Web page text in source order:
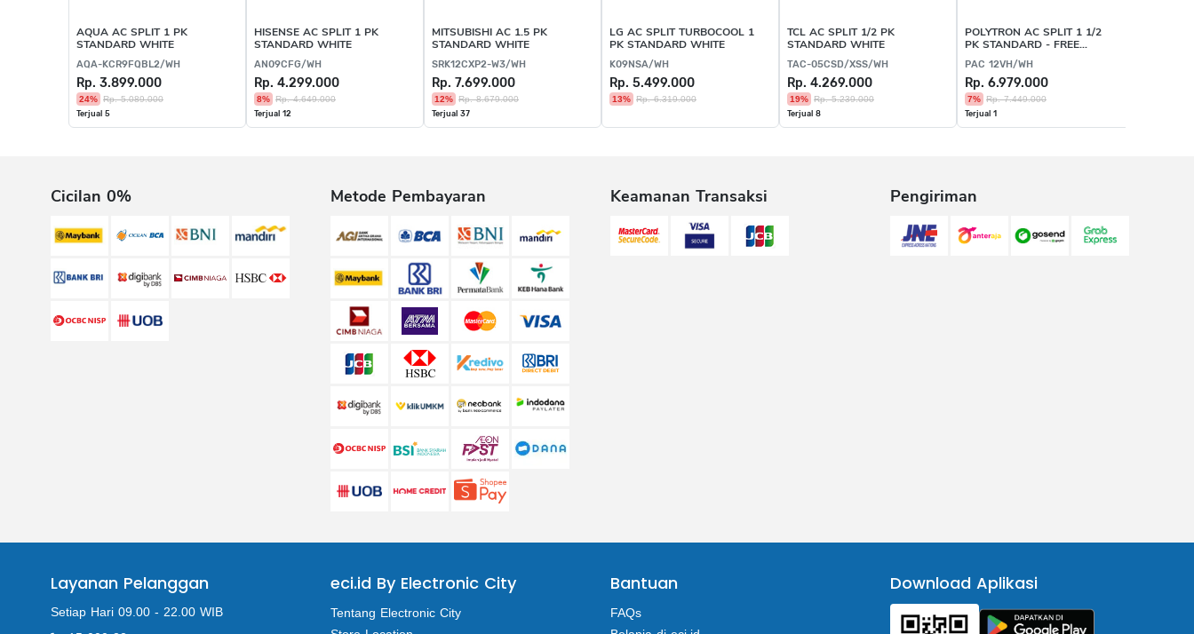
AQUA AC SPLIT 1 PK
STANDARD WHITE
AQA-KCR9FQBL2/WH
Rp. 3.899.000
24% Rp. 5.089.000
Terjual 5
HISENSE AC SPLIT 1 PK
STANDARD WHITE
AN09CFG/WH
Rp. 4.299.000
8% Rp. 4.649.000
Terjual 12
MITSUBISHI AC 1.5 PK
STANDARD WHITE
SRK12CXP2-W3/WH
Rp. 7.699.000
12% Rp. 8.679.000
Terjual 37
LG AC SPLIT TURBOCOOL 1
PK STANDARD WHITE
K09NSA/WH
Rp. 5.499.000
13% Rp. 6.319.000
TCL AC SPLIT 1/2 PK
STANDARD WHITE
TAC-05CSD/XSS/WH
Rp. 4.269.000
19% Rp. 5.239.000
Terjual 8
POLYTRON AC SPLIT 1 1/2
PK STANDARD - FREE
INSTALLATION, PIPA &
BRACKET
PAC 12VH/WH
Rp. 6.979.000
7% Rp. 7.449.000
Terjual 1
Cicilan 0% Metode Pembayaran Keamanan Transaksi Pengiriman
Layanan Pelanggan
Setiap Hari 09.00 - 22.00 WIB
eci.id By Electronic City
Tentang Electronic City
Bantuan
FAQs
Download Aplikasi